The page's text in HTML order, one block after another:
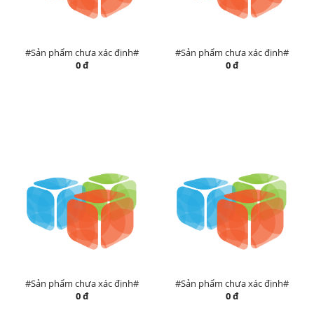
#Sản phẩm chưa xác định#
0 đ
#Sản phẩm chưa xác định#
0 đ
#Sản phẩm chưa xác định#
0 đ
#Sản phẩm chưa xác định#
0 đ